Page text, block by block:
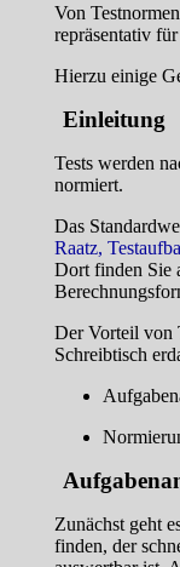
Von
repräsentativ
Hierzu einige
Einleitung
Tests werden
normiert.
Das
Raatz,
Dort finden Sie
Der Vorteil von
Schreibtisch
Zunächst geht
finden, der